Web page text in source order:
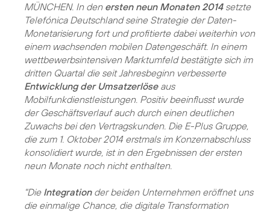
MÜNCHEN. In den ersten neun Monaten 2014setzte
Telefónica Deutschland seine Strategie der Daten-
Monetarisierung fort und profitierte dabei weiterhin von
einem wachsenden mobilen Datengeschäft. In einem
wettbewerbsintensiven Marktumfeld bestätigte sich im
dritten Quartal die seit Jahresbeginn verbesserte
Entwicklung der Umsatzerlöseaus
Mobilfunkdienstleistungen. Positiv beeinflusst wurde
der Geschäftsverlauf auch durch einen deutlichen
Zuwachs bei den Vertragskunden. Die E-Plus Gruppe,
die zum 1. Oktober 2014 erstmals im Konzernabschluss
konsolidiert wurde, ist in den Ergebnissen der ersten
neun Monate noch nicht enthalten.
"Die Integrationder beiden Unternehmen eröffnet uns
die einmalige Chance, die digitale Transformation